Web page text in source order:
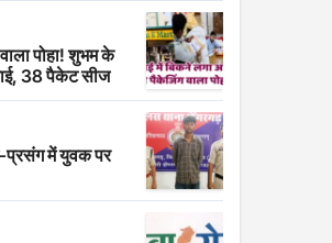
पोहा! शुभम के
38 पैकेट सीज
प्रसंग में युवक पर